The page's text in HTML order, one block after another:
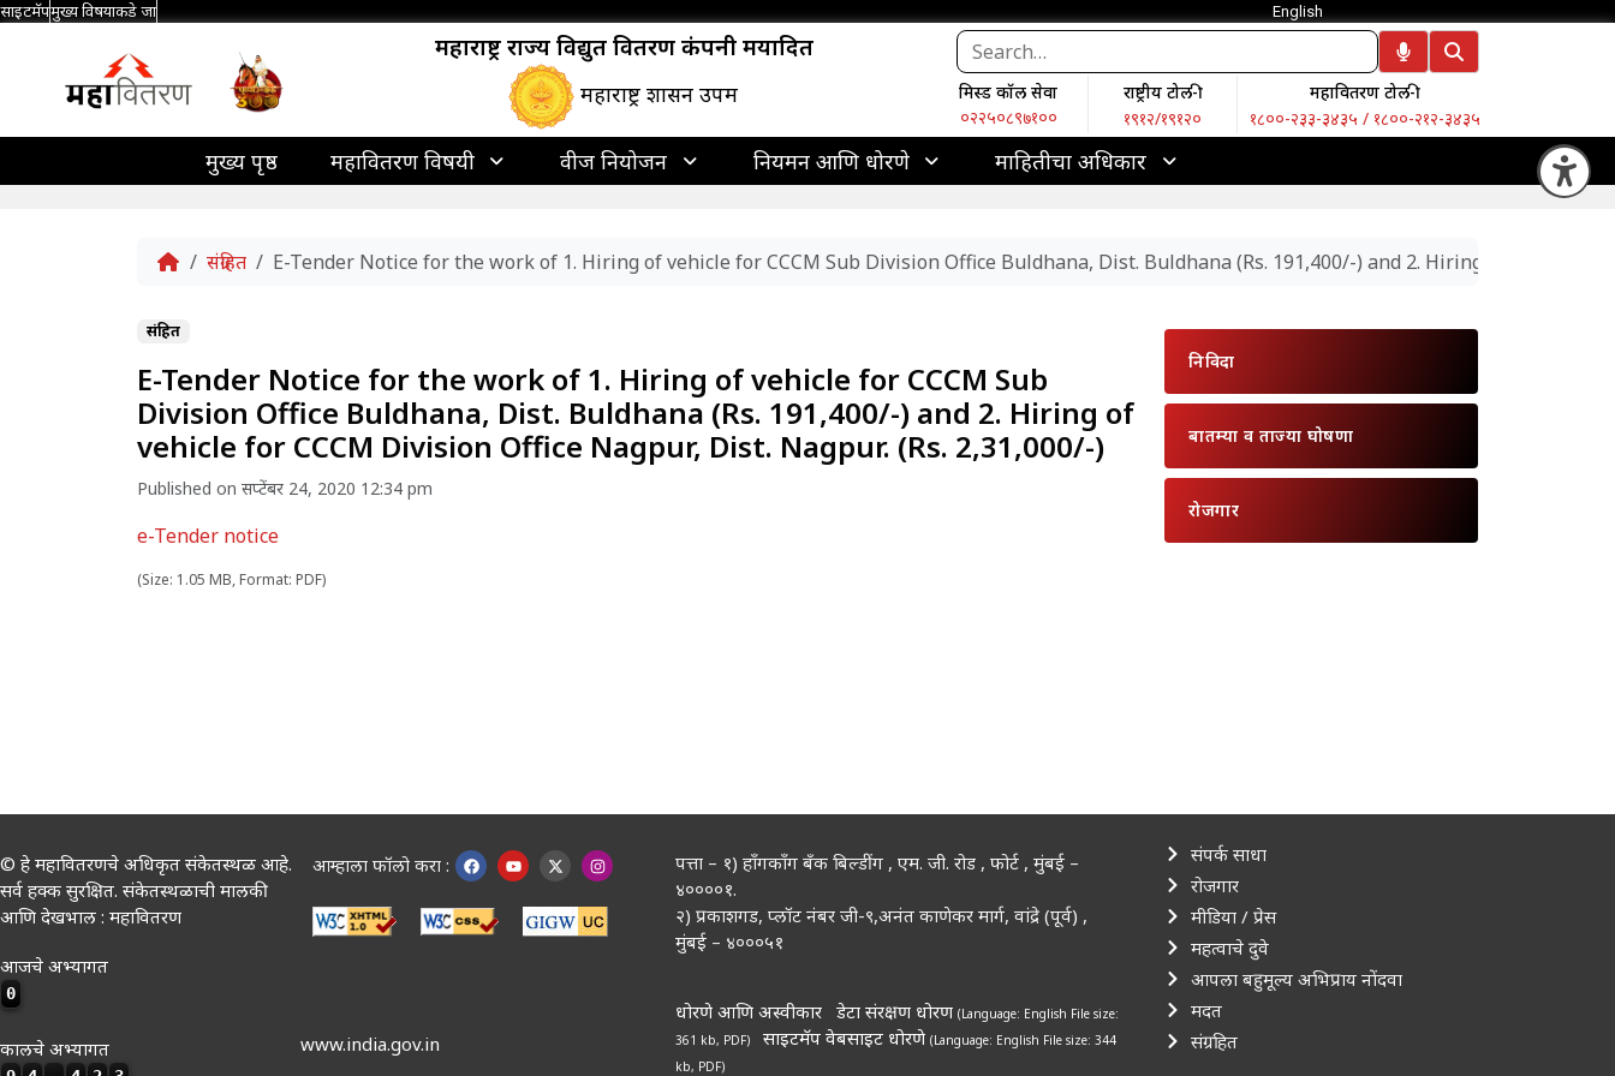
साइटमॅपमुख्य विषयाकडे जा English
महाराष्ट्र राज्य विद्युत वितरण कंपनी मर्यादित
महाराष्ट्र शासन उपक्रम
मिस्ड कॉल सेवा
०२२५०८९७१००
राष्ट्रीय टोल-फ्री
१९१२/१९१२०
महावितरण टोल-फ्री
१८००-२३३-३४३५ / १८००-२१२-३४३५
मुख्य पृष्ठ महावितरण विषयी वीज नियोजन नियमन आणि धोरणे माहितीचा अधिकार
Home
संग्रहित E-Tender Notice for the work of 1. Hiring of vehicle for CCCM Sub Division Office Buldhana, Dist. Buldhana (Rs. 191,400/-) and 2. Hiring of vehicle for
संग्रहित
E-Tender Notice for the work of 1. Hiring of vehicle for CCCM Sub
Division Office Buldhana, Dist. Buldhana (Rs. 191,400/-) and 2. Hiring of
vehicle for CCCM Division Office Nagpur, Dist. Nagpur. (Rs. 2,31,000/-)
Published on सप्टेंबर 24, 2020 12:34 pm
e-Tender notice
(Size: 1.05 MB, Format: PDF)
निविदा
बातम्या व ताज्या घोषणा
रोजगार
© हे महावितरणचे अधिकृत संकेतस्थळ आहे.
सर्व हक्क सुरक्षित. संकेतस्थळाची मालकी
आणि देखभाल : महावितरण
आजचे अभ्यागत
0
कालचे अभ्यागत
आम्हाला फॉलो करा :
www.india.gov.in
पत्ता – १) हॉंगकॉंग बँक बिल्डींग , एम. जी. रोड , फोर्ट , मुंबई –
४००००१.
२) प्रकाशगड, प्लॉट नंबर जी-९,अनंत काणेकर मार्ग, वांद्रे (पूर्व) ,
मुंबई – ४०००५१
धोरणे आणि अस्वीकार डेटा संरक्षण धोरण(Language: English File size:
361 kb, PDF)
साइटमॅप वेबसाइट धोरणे(Language: English File size: 344
kb, PDF)
संपर्क साधा
रोजगार
मीडिया / प्रेस
महत्वाचे दुवे
आपला बहुमूल्य अभिप्राय नोंदवा
मदत
संग्रहित